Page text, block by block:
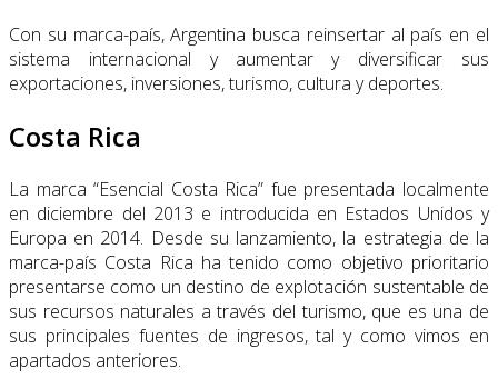
Con su marca-país, Argentina busca reinsertar al país en el
sistema internacional y aumentar y diversificar sus
exportaciones, inversiones, turismo, cultura y deportes.
Costa Rica
La marca “Esencial Costa Rica” fue presentada localmente
en diciembre del 2013 e introducida en Estados Unidos y
Europa en 2014. Desde su lanzamiento, la estrategia de la
marca-país Costa Rica ha tenido como objetivo prioritario
presentarse como un destino de explotación sustentable de
sus recursos naturales a través del turismo, que es una de
sus principales fuentes de ingresos, tal y como vimos en
apartados anteriores.